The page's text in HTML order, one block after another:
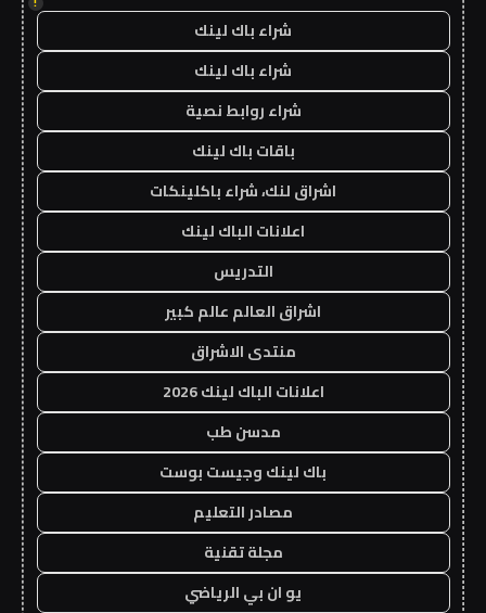
شراء باك لينك
شراء باك لينك
شراء روابط نصية
باقات باك لينك
اشراق لنك، شراء باكلينكات
اعلانات الباك لينك
التدريس
اشراق العالم عالم كبير
منتدى الاشراق
اعلانات الباك لينك 2026
مدسن طب
باك لينك وجيست بوست
مصادر التعليم
مجلة تقنية
يو ان بي الرياضي